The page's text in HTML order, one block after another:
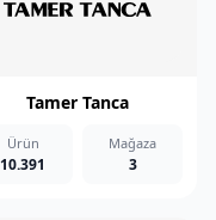
Tamer Tanca
Ürün
10.391
Mağaza
3